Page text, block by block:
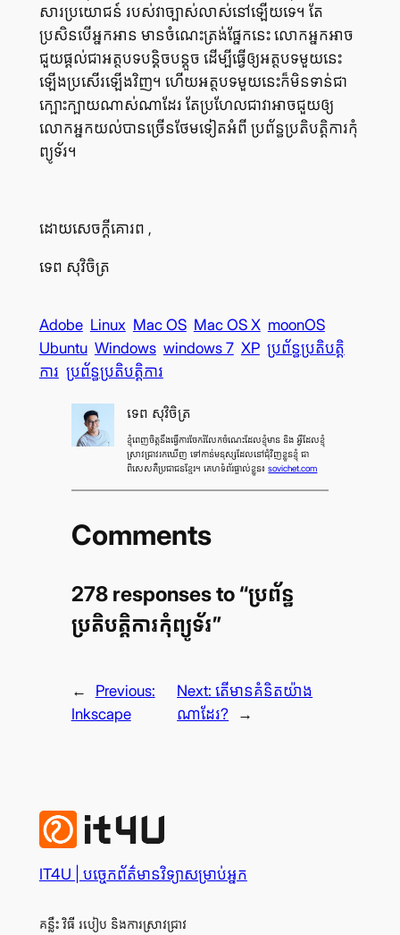
សារប្រយោជន៍ របស់​វា​ច្បាស់​លាស់​នៅ​ឡើយ​ទេ។ តែ​
ប្រសិន​បើ​អ្នក​អាន មាន​ចំណេះ​ត្រង់​ផ្នែក​នេះ លោក​អ្នក​អាច​
ជួយ​ផ្ដល់​ជា​អត្ថបទ​បន្តិច​បន្តួច ដើម្បី​ធ្វើ​ឲ្យ​អត្ថបទ​មួយ​នេះ​
ឡើង​ប្រសើរ​ឡើង​វិញ។ ហើយ​អត្ថបទ​មួយ​នេះ​ក៏​មិន​ទាន់​ជា​
ក្បោះក្បាយ​ណាស់​ណា​ដែរ តែ​ប្រហែល​ជា​វា​អាច​ជួយ​ឲ្យ​
លោក​អ្នក​យល់​បាន​ច្រើន​ថែម​ទៀត​អំពី ប្រព័ន្ធ​ប្រតិបត្តិការ​កុំ
ព្យូទ័រ។
ដោយ​សេចក្ដី​គោរព ,
ទេព សុវិចិត្រ
Adobe Linux Mac OS Mac OS X moonOS
Ubuntu Windows windows 7 XP ប្រព័ន្ធ​ប្រតិបត្តិ
ការ ប្រព័ន្ធ​ប្រតិបត្តិការ
ទេព សុវិចិត្រ
ខ្ញុំ​ពេញ​ចិត្ត​នឹង​ធ្វើ​ការ​ចែក​រំលែក​ចំណេះ​ដែល​ខ្ញុំ​មាន និង អ្វី​ដែល​ខ្ញុំ​
ស្រាវ​ជ្រាវ​រក​ឃើញ ទៅ​កាន់​មនុស្ស​ដែល​នៅ​ជុំ​វិញ​ខ្លួន​ខ្ញុំ ជា​
ពិសេស​គឺ​ប្រជាជន​ខ្មែរ។ គេហទំព័រផ្ទាល់ខ្លួន៖sovichet.com
Comments
278 responses to “ប្រព័ន្ធ​
ប្រតិបត្តិការ​កុំព្យូទ័រ”
←
Previous:
Inkscape
Next:តើ​មាន​គំនិត​យ៉ាង​
ណា​ដែរ?
→
IT4U | បច្ចេក​ព័ត៌មានវិទ្យា​សម្រាប់​អ្នក
គន្លឹះ វិធី របៀប និង​ការ​ស្រាវ​ជ្រាវ